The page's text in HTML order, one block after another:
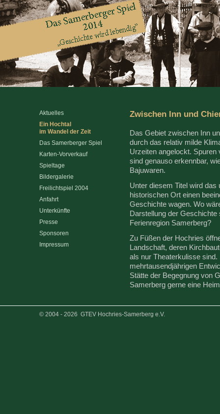
Aktuelles
Ein Hochtal
im Wandel der Zeit
Das Samerberger Spiel
Karten-Vorverkauf
Spieltage
Bildergalerie
Freilichtspiel 2004
Anfahrt
Unterkünfte
Presse
Sponsoren
Impressum
Zwischen Inn und
Das Gebiet zwischen Inn
durch das relativ milde
Urzeiten angelockt.
sind genauso erkennbar,
Bajuwaren.
Unter diesem Titel wird
historischen Ort einen
Geschichte wagen. Wo
Darstellung der
Ferienregion Samerberg?
Zu Füßen der Hochries
Landschaft, deren
als nur Theaterkulisse
mehrtausendjährigen
Stätte der Begegnung von
Samerberg gerne eine
© 2004 - 2026 GTEV Hochries-Samerberg e.V.